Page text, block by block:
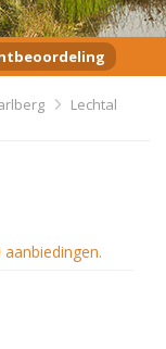
Lechtal
aanbiedingen.